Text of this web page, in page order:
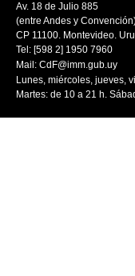
Av. 18 de Julio 885
(entre Andes y
CP 11100. Montevideo.
Tel: [598 2] 1950 7960
Mail: CdF@imm.gub.uy
Lunes, miércoles, jueves,
Martes: de 10 a 21 h.